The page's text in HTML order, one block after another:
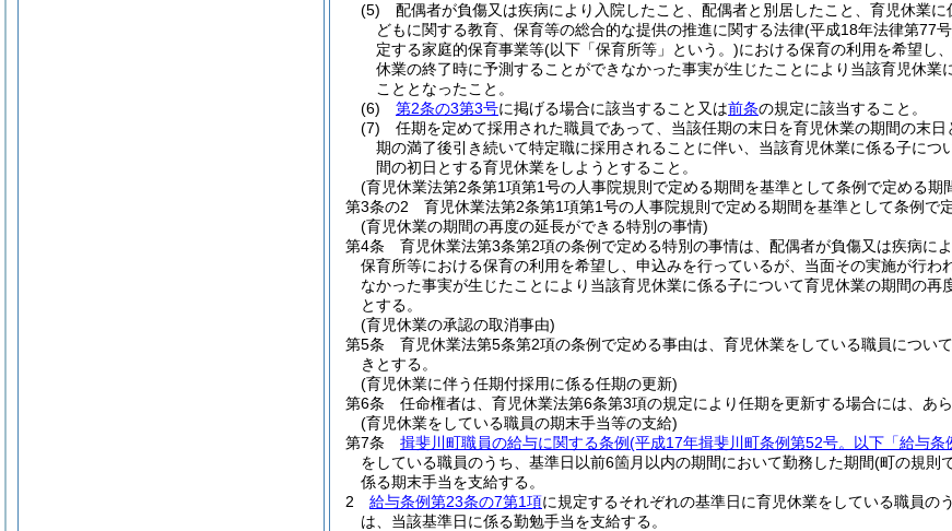
(5)
配偶者が負傷又は疾病により入院したこと、配偶者と別居したこと、育児休業
どもに関する教育、保育等の総合的な提供の推進に関する法律(平成18年法律第77
定する家庭的保育事業等(以下「保育所等」という。)における保育の利用を希望し
休業の終了時に予測することができなかった事実が生じたことにより当該育児休
こととなったこと。
(6)
第2条の3第3号に掲げる場合に該当すること又は前条の規定に該当すること。
(7)
任期を定めて採用された職員であって、当該任期の末日を育児休業の期間の末
期の満了後引き続いて特定職に採用されることに伴い、当該育児休業に係る子に
間の初日とする育児休業をしようとすること。
(育児休業法第2条第1項第1号の人事院規則で定める期間を基準として条例で定める期
第3条の2
育児休業法第2条第1項第1号の人事院規則で定める期間を基準として条例で
(育児休業の期間の再度の延長ができる特別の事情)
第4条
育児休業法第3条第2項の条例で定める特別の事情は、配偶者が負傷又は疾病に
保育所等における保育の利用を希望し、申込みを行っているが、当面その実施が行
なかった事実が生じたことにより当該育児休業に係る子について育児休業の期間の
とする。
(育児休業の承認の取消事由)
第5条
育児休業法第5条第2項の条例で定める事由は、育児休業をしている職員につい
きとする。
(育児休業に伴う任期付採用に係る任期の更新)
第6条
任命権者は、育児休業法第6条第3項の規定により任期を更新する場合には、あ
(育児休業をしている職員の期末手当等の支給)
第7条
揖斐川町職員の給与に関する条例(平成17年揖斐川町条例第52号。以下「給与条
をしている職員のうち、基準日以前6箇月以内の期間において勤務した期間(町の規則
係る期末手当を支給する。
2
給与条例第23条の7第1項に規定するそれぞれの基準日に育児休業をしている職員
は、当該基準日に係る勤勉手当を支給する。